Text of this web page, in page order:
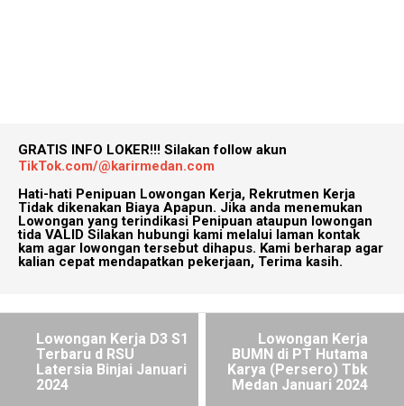
GRATIS INFO LOKER!!! Silakan follow akun
TikTok.com/@karirmedan.com
Hati-hati Penipuan Lowongan Kerja, Rekrutmen Kerja
Tidak dikenakan Biaya Apapun. Jika anda menemukan
Lowongan yang terindikasi Penipuan ataupun lowongan
tida VALID Silakan hubungi kami melalui laman kontak
kam agar lowongan tersebut dihapus. Kami berharap agar
kalian cepat mendapatkan pekerjaan, Terima kasih.
Lowongan Kerja D3 S1
Terbaru d RSU
Latersia Binjai Januari
2024
Lowongan Kerja
BUMN di PT Hutama
Karya (Persero) Tbk
Medan Januari 2024